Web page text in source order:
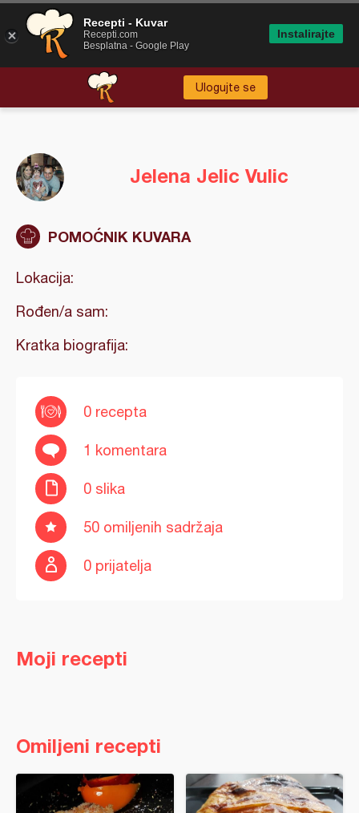
Ulogujte se
Jelena Jelic Vulic
POMOĆNIK KUVARA
Lokacija:
Rođen/a sam:
Kratka biografija:
0 recepta
1 komentara
0 slika
50 omiljenih sadržaja
0 prijatelja
Moji recepti
Omiljeni recepti
Recepti - Kuvar
Recepti.com
Besplatna - Google Play
Instalirajte